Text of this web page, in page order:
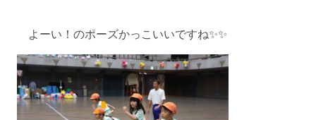
よーい！のポーズかっこいいですね✨✨